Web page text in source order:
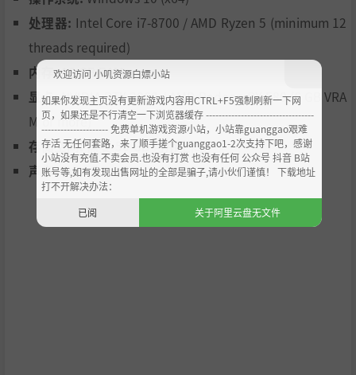
完整的24小时昼夜循环
Project Motor Racing: Year 1 Bundle
获取Group 5 Revival Pack、3个内容包+第一年扩展包
处理器: Intel Core i7-8700 / AMD Ryzen 5 (minimum 12
threads required)
内存:16 GB RAM
显卡:NVIDIA RTX 2060 / AMD Radeon RX 580 (6 GB VRA
M or more)
存储空间:需要 50 GB 可用空间
声卡:Sound card
欢迎访问 小叽资源白嫖小站
如果你发现主页没有更新游戏内容用CTRL+F5强制刷新一下网
页，如果还是不行清空一下浏览器缓存 ----------------------------------
--------------------- 免费单机游戏资源小站，小站靠guanggao艰难
存活 无任何套路，来了顺手搓个guanggao1-2次支持下吧，感谢
小站没有充值.不卖会员.也没有打赏 也没有任何 公众号 抖音 B站
账号等,如有发现出售网址的全部是骗子,请小伙们谨慎！ 下载地址
打不开解决办法：
已阅
关于阿里云盘无文件